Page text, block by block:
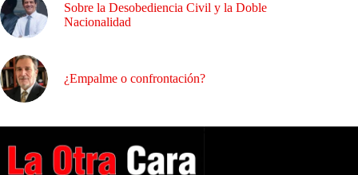
Sobre la Desobediencia Civil y la Doble
Nacionalidad
¿Empalme o confrontación?